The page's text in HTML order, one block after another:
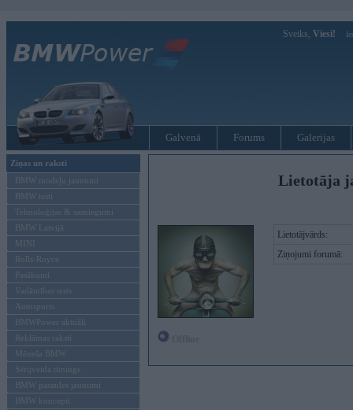
Sveiks, Viesi!
Galvenā Forums Galerijas
Ziņas un raksti
BMW modeļu jaunumi
BMW testi
Tehnoloģijas & sasniegumi
BMW Latvijā
MINI
Rolls-Royce
Pasākumi
Vadāmības tests
Autosports
BMWPower aktuāli
Reklāmas raksti
Mēneša BMW
Sērijveida tūnings
BMW pasaules jaunumi
BMW koncepti
Lietotāja
Lietotājvārds:
Ziņojumi forumā: